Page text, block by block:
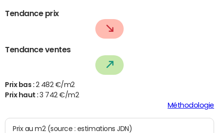
Tendance prix
Tendance ventes
Prix bas : 2 482 €/m2
Prix haut :3 742 €/m2
Méthodologie
Prix au m2 (source : estimations JDN)